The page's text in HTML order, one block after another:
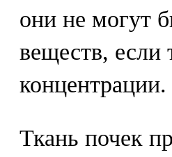
они не могут
веществ, если
концентрации.
Ткань почек